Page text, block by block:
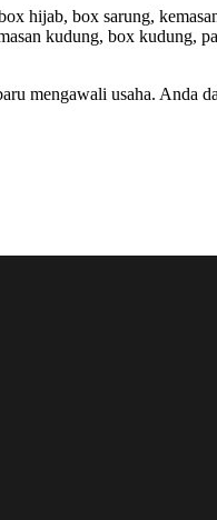
hijab, box sarung,
kudung, box kudung,
mengawali usaha. Anda